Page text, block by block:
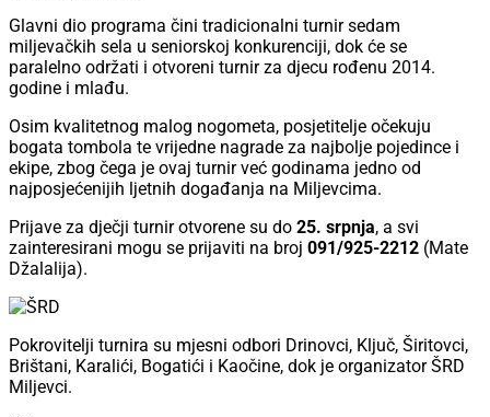
Glavni dio programa čini tradicionalni turnir sedam
miljevačkih sela u seniorskoj konkurenciji, dok će se
paralelno održati i otvoreni turnir za djecu rođenu 2014.
godine i mlađu.
Osim kvalitetnog malog nogometa, posjetitelje očekuju
bogata tombola te vrijedne nagrade za najbolje pojedince i
ekipe, zbog čega je ovaj turnir već godinama jedno od
najposjećenijih ljetnih događanja na Miljevcima.
Prijave za dječji turnir otvorene su do 25. srpnja, a svi
zainteresirani mogu se prijaviti na broj 091/925-2212 (Mate
Džalalija).
Pokrovitelji turnira su mjesni odbori Drinovci, Ključ, Širitovci,
Brištani, Karalići, Bogatići i Kaočine, dok je organizator ŠRD
Miljevci.